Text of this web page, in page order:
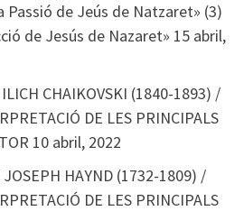
Passió de Jeús de Natzaret» (3)
de Jesús de Nazaret» 15 abril,
CHAIKOVSKI (1840-1893) /
DE LES PRINCIPALS
10 abril, 2022
JOSEPH HAYND (1732-1809) /
DE LES PRINCIPALS